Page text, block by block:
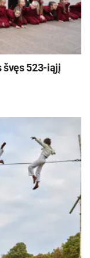
švęs 523-iąjį